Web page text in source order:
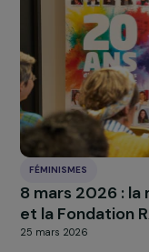
FÉMINISMES
Guillaume
diplomatie
17 avril 2026
Gérer mes